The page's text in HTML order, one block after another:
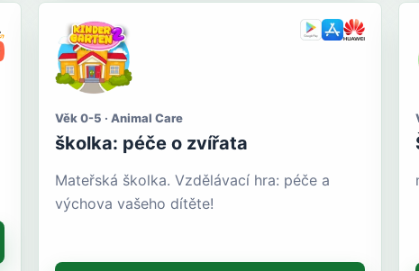
Věk 0-5 · Animal Care
školka: péče o zvířata
Mateřská školka. Vzdělávací hra: péče a
výchova vašeho dítěte!